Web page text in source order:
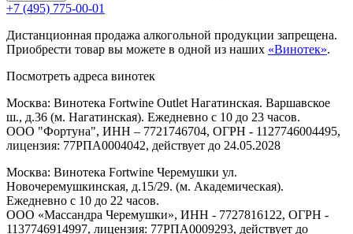
+7 (495) 775-00-01
Дистанционная продажа алкогольной продукции запрещена.
Приобрести товар вы можете в одной из наших «Винотек».
Посмотреть адреса винотек
Москва: Винотека Fortwine Outlet Нагатинская. Варшавское
ш., д.36 (м. Нагатинская). Ежедневно с 10 до 23 часов.
ООО "Фортуна", ИНН – 7721746704, ОГРН - 1127746004495,
лицензия: 77РПА0004042, действует до 24.05.2028
Москва: Винотека Fortwine Черемушки ул.
Новочеремушкинская, д.15/29. (м. Академическая).
Ежедневно с 10 до 22 часов.
ООО «Массандра Черемушки», ИНН - 7727816122, ОГРН -
1137746914997, лицензия: 77РПА0009293, действует до